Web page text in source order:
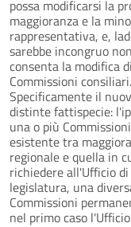
possa modificarsi la
maggioranza e la
rappresentativa, e,
sarebbe incongruo
consenta la modifica
Commissioni consiliari.
Specificamente il
distinte fattispecie:
una o più
esistente tra
regionale e quella in
richiedere all'Ufficio
legislatura, una
Commissioni
nel primo caso